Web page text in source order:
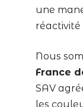
une
réactivité
Nous
France
SAV
les